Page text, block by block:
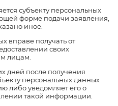
субъекту персональных
форме подачи заявления,
иное.
вправе получать от
своих
лицам.
дней после получения
персональных данных
либо уведомляет его о
такой информации.